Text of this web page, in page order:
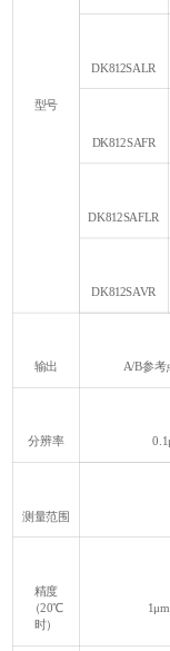
型号
DK812SALR
DK812SAFR
DK812SAFLR
DK812SAVR
输出 A/B参考
分辨率
测量范围
精度
（20℃
时）